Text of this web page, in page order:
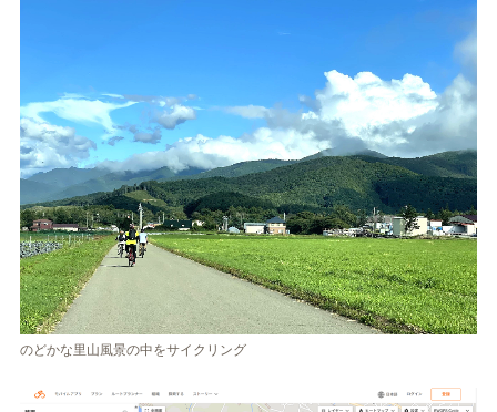
のどかな里山風景の中をサイクリング